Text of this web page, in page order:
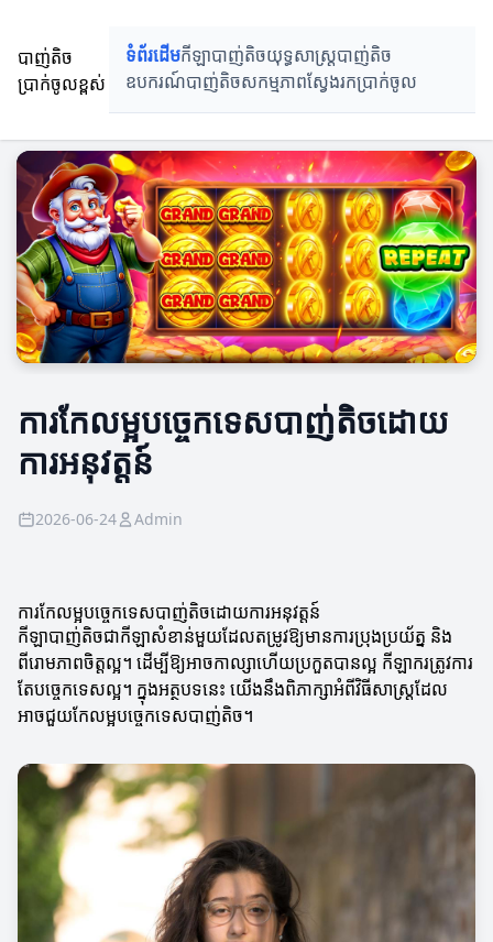
បាញ់តិច
ប្រាក់ចូលខ្ពស់
ទំព័រដើមកីឡាបាញ់តិចយុទ្ធសាស្ត្របាញ់តិច
ឧបករណ៍បាញ់តិចសកម្មភាពស្វែងរកប្រាក់ចូល
ការកែលម្អបច្ចេកទេសបាញ់តិចដោយ
ការអនុវត្តន៍
2026-06-24 Admin
ការកែលម្អបច្ចេកទេសបាញ់តិចដោយការអនុវត្តន៍
កីឡាបាញ់តិចជាកីឡាសំខាន់មួយដែលតម្រូវឱ្យមានការប្រុងប្រយ័ត្ន និង
ពីរោមភាពចិត្តល្អ។ ដើម្បីឱ្យអាចកាល្សាហើយប្រកួតបានល្អ កីឡាករ​ត្រូវការ​
តែបច្ចេកទេសល្អ។ ក្នុងអត្ថបទនេះ យើងនឹងពិភាក្សាអំពីវិធីសាស្ត្រដែល
អាចជួយកែលម្អបច្ចេកទេសបាញ់តិច។